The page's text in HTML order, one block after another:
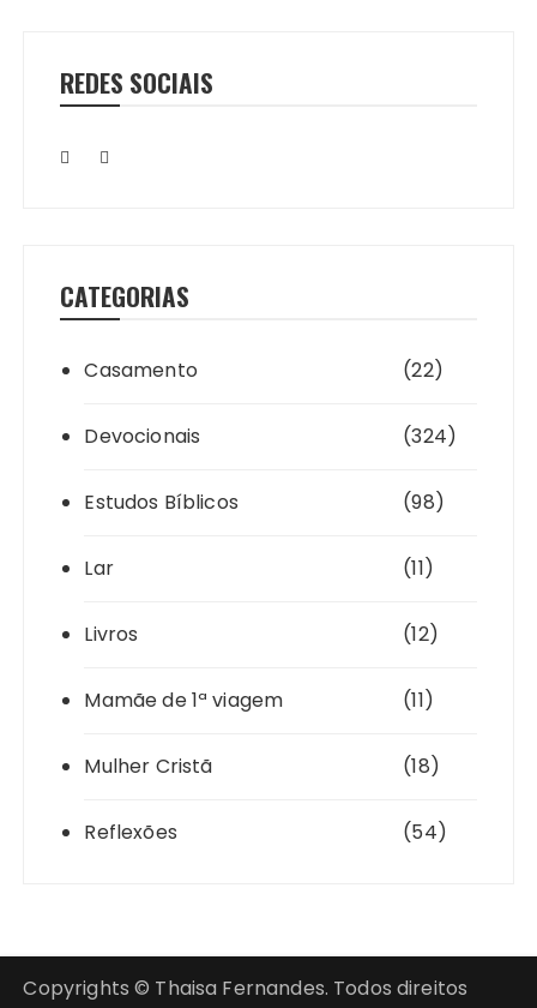
REDES SOCIAIS
CATEGORIAS
Casamento (22)
Devocionais (324)
Estudos Bíblicos (98)
Lar (11)
Livros (12)
Mamãe de 1ª viagem (11)
Mulher Cristã (18)
Reflexões (54)
Copyrights © Thaisa Fernandes. Todos direitos